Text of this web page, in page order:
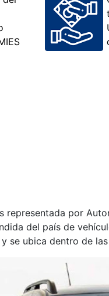
representada por
del país de
se ubica dentro de